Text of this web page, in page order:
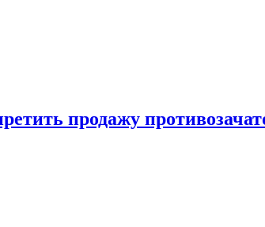
продажу